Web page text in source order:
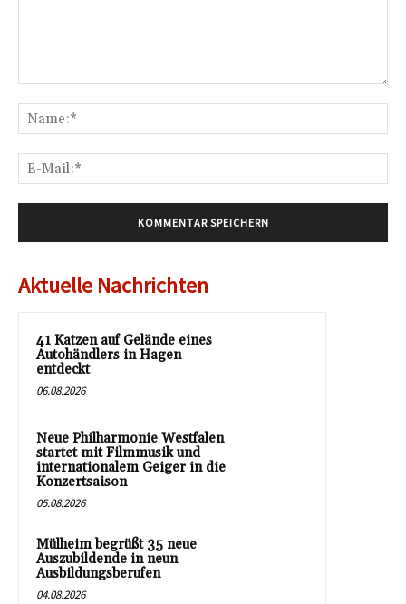
Aktuelle Nachrichten
41 Katzen auf Gelände eines
Autohändlers in Hagen
entdeckt
06.08.2026
Neue Philharmonie Westfalen
startet mit Filmmusik und
internationalem Geiger in die
Konzertsaison
05.08.2026
Mülheim begrüßt 35 neue
Auszubildende in neun
Ausbildungsberufen
04.08.2026